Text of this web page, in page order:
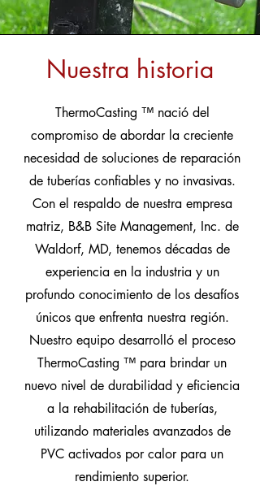
Nuestra historia
ThermoCasting ™ nació del
compromiso de abordar la creciente
necesidad de soluciones de reparación
de tuberías confiables y no invasivas.
Con el respaldo de nuestra empresa
matriz, B&B Site Management, Inc. de
Waldorf, MD, tenemos décadas de
experiencia en la industria y un
profundo conocimiento de los desafíos
únicos que enfrenta nuestra región.
Nuestro equipo desarrolló el proceso
ThermoCasting ™ para brindar un
nuevo nivel de durabilidad y eficiencia
a la rehabilitación de tuberías,
utilizando materiales avanzados de
PVC activados por calor para un
rendimiento superior.